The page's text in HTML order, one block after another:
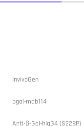
InvivoGen
bgal-mab114
Anti-β-Gal-hIgG4 (S228P)